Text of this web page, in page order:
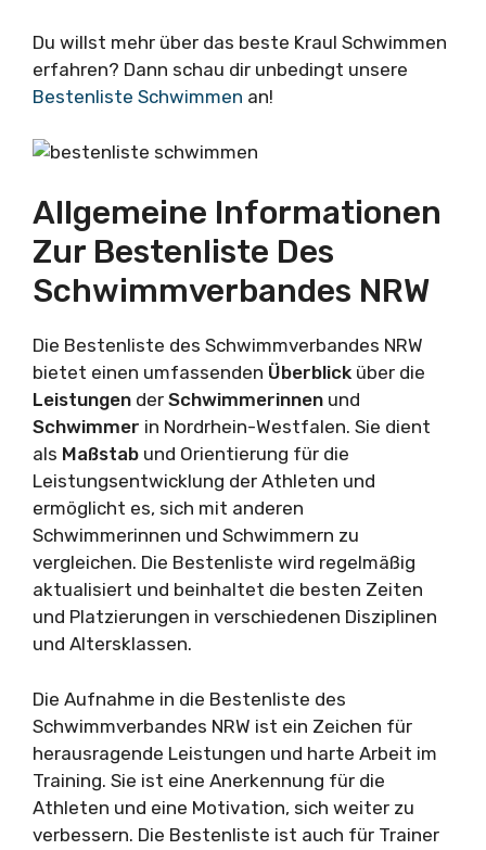
Du willst mehr über das beste Kraul Schwimmen
erfahren? Dann schau dir unbedingt unsere
Bestenliste Schwimmen an!
Allgemeine Informationen
Zur Bestenliste Des
Schwimmverbandes NRW
Die Bestenliste des Schwimmverbandes NRW
bietet einen umfassenden Überblick über die
Leistungen der Schwimmerinnen und
Schwimmer in Nordrhein-Westfalen. Sie dient
als Maßstab und Orientierung für die
Leistungsentwicklung der Athleten und
ermöglicht es, sich mit anderen
Schwimmerinnen und Schwimmern zu
vergleichen. Die Bestenliste wird regelmäßig
aktualisiert und beinhaltet die besten Zeiten
und Platzierungen in verschiedenen Disziplinen
und Altersklassen.
Die Aufnahme in die Bestenliste des
Schwimmverbandes NRW ist ein Zeichen für
herausragende Leistungen und harte Arbeit im
Training. Sie ist eine Anerkennung für die
Athleten und eine Motivation, sich weiter zu
verbessern. Die Bestenliste ist auch für Trainer